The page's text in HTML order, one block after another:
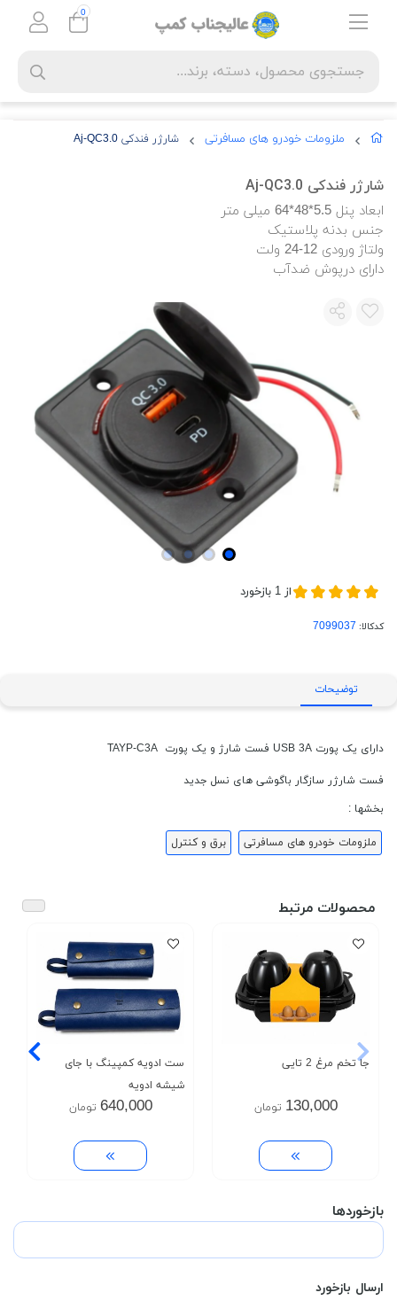
ملزومات خودرو های مسافرتی شارژر فندکی Aj-QC3.0
شارژر فندکی Aj-QC3.0
ابعاد پنل 5.5*48*64 میلی متر
جنس بدنه پلاستیک
ولتاژ ورودی 12-24 ولت
دارای درپوش ضدآب
از 1 بازخورد
کدکالا:
توضیحات
دارای یک پورت USB 3A فست شارژ و یک پورت TAYP-C3A
فست شارژر سازگار باگوشی های نسل جدید
بخشها :
ملزومات خودرو های مسافرتی برق و کنترل
محصولات مرتبط
جا تخم مرغ 2 تایی
130,000 تومان
ست ادویه کمپینگ با جای
شیشه ادویه
640,000 تومان
بازخوردها
ارسال بازخورد
0